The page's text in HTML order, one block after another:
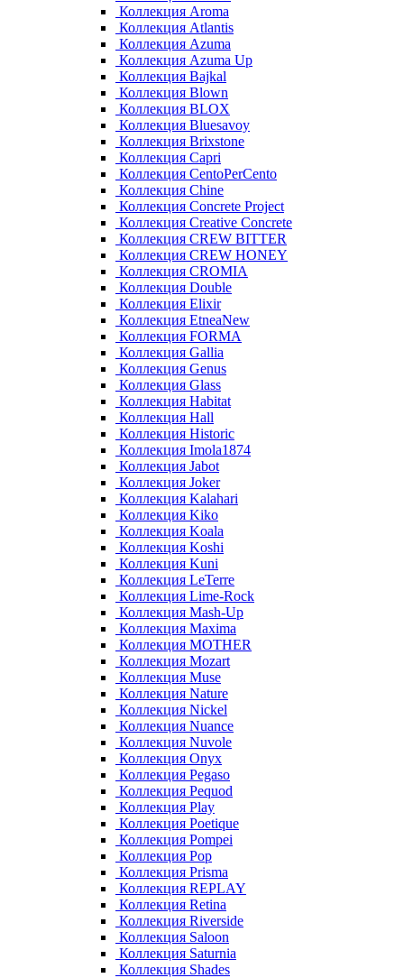
Коллекция Aroma
Коллекция Atlantis
Коллекция Azuma
Коллекция Azuma Up
Коллекция Bajkal
Коллекция Blown
Коллекция BLOX
Коллекция Bluesavoy
Коллекция Brixstone
Коллекция Capri
Коллекция CentoPerCento
Коллекция Chine
Коллекция Concrete Project
Коллекция Creative Concrete
Коллекция CREW BITTER
Коллекция CREW HONEY
Коллекция CROMIA
Коллекция Double
Коллекция Elixir
Коллекция EtneaNew
Коллекция FORMA
Коллекция Gallia
Коллекция Genus
Коллекция Glass
Коллекция Habitat
Коллекция Hall
Коллекция Historic
Коллекция Imola1874
Коллекция Jabot
Коллекция Joker
Коллекция Kalahari
Коллекция Kiko
Коллекция Koala
Коллекция Koshi
Коллекция Kuni
Коллекция LeTerre
Коллекция Lime-Rock
Коллекция Mash-Up
Коллекция Maxima
Коллекция MOTHER
Коллекция Mozart
Коллекция Muse
Коллекция Nature
Коллекция Nickel
Коллекция Nuance
Коллекция Nuvole
Коллекция Onyx
Коллекция Pegaso
Коллекция Pequod
Коллекция Play
Коллекция Poetique
Коллекция Pompei
Коллекция Pop
Коллекция Prisma
Коллекция REPLAY
Коллекция Retina
Коллекция Riverside
Коллекция Saloon
Коллекция Saturnia
Коллекция Shades